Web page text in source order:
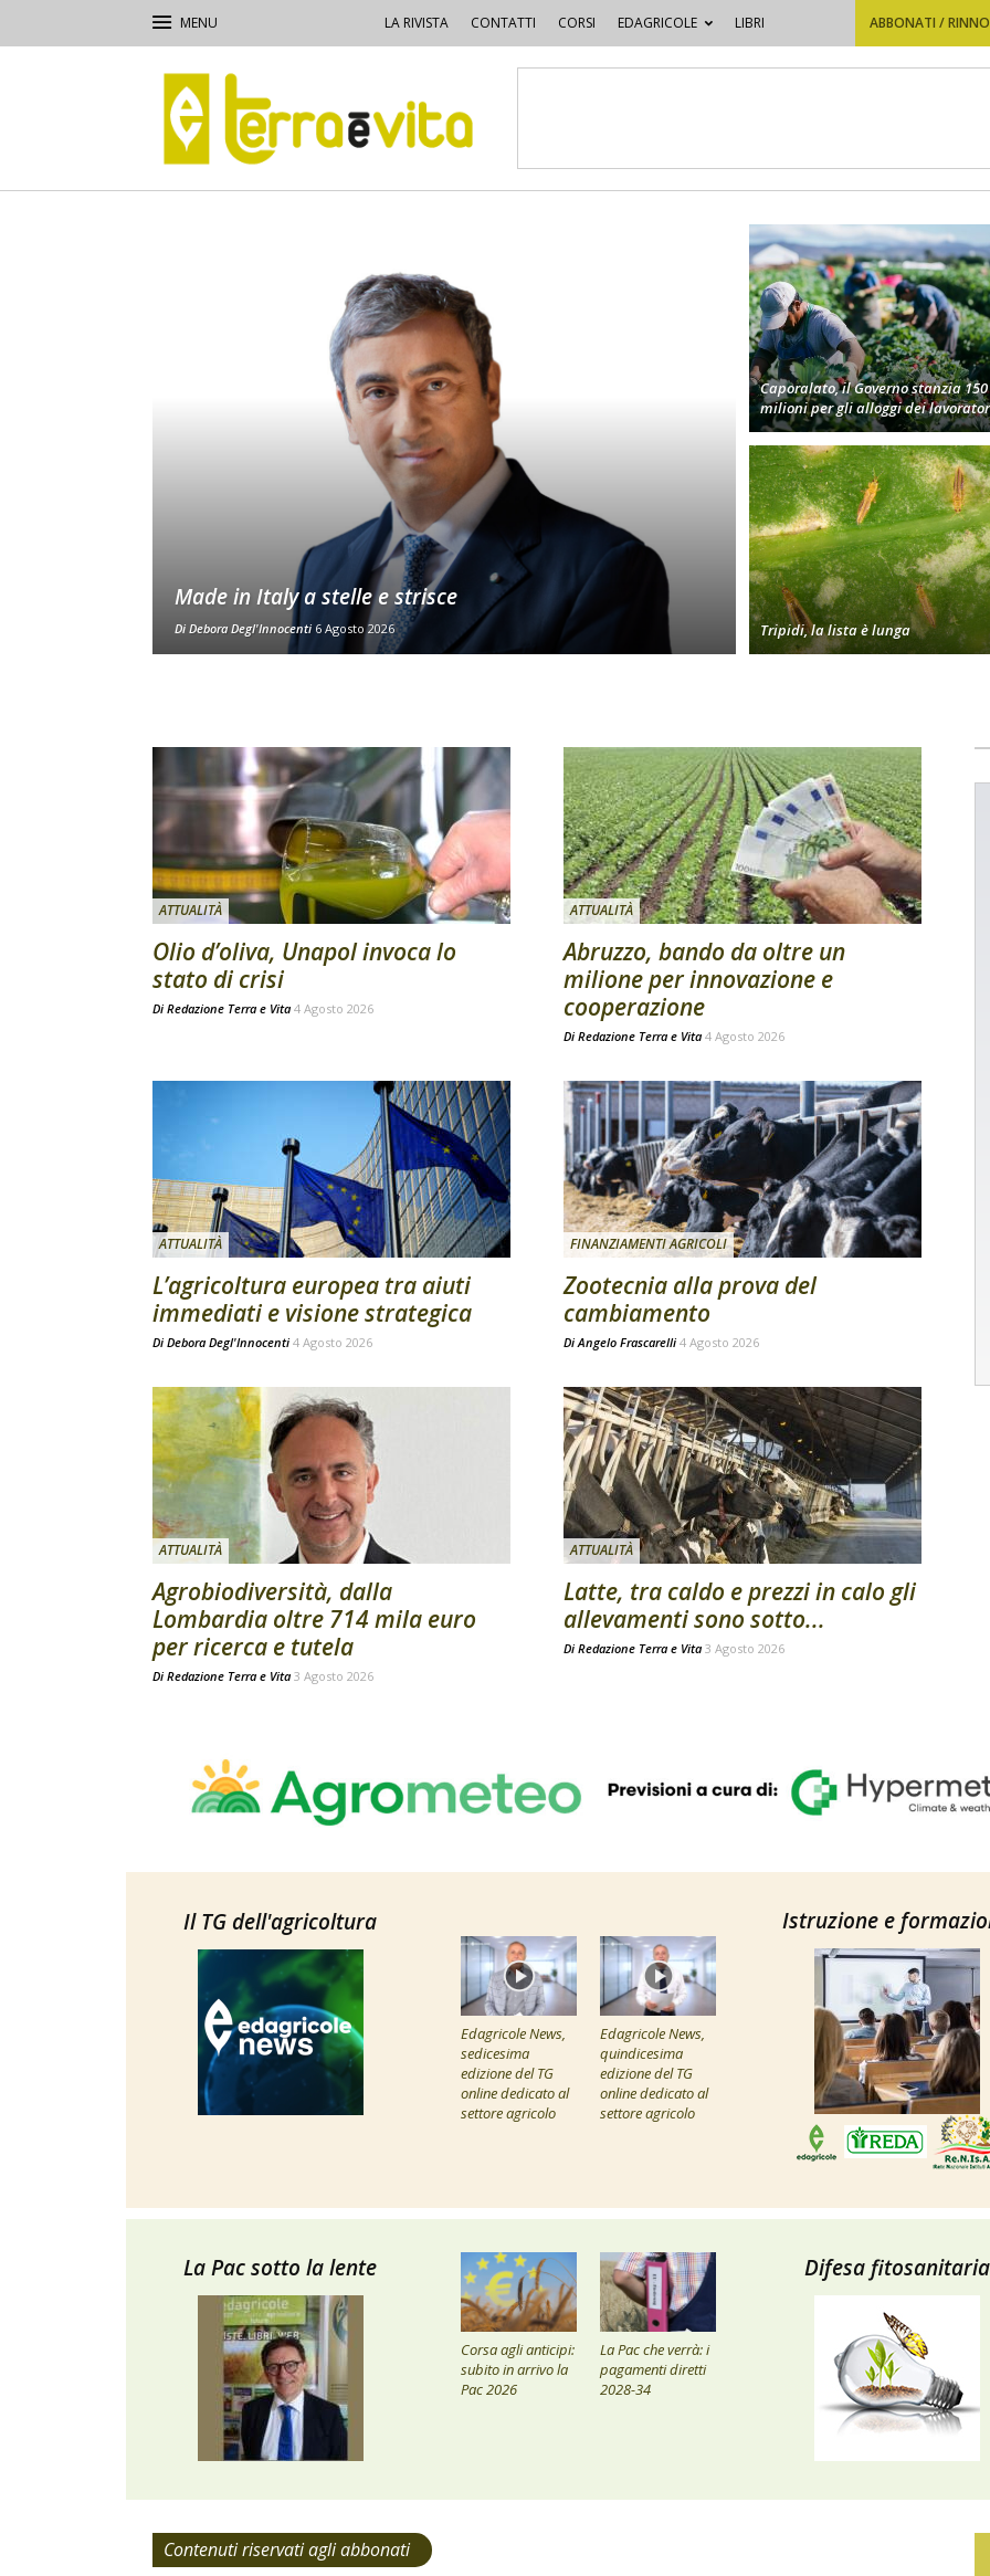
LA RIVISTA CONTATTI CORSI EDAGRICOLE LIBRI ABBONATI /
e
Vita
Made in Italy a stelle e strisce
Di Debora Degl'Innocenti 6 Agosto 2026
Caporalato, il Governo stanzia 150
milioni per gli alloggi dei
Tripidi, la lista è lunga
ATTUALITÀ
Olio d’oliva, Unapol invoca lo
stato di crisi
Di Redazione Terra e Vita 4 Agosto 2026
ATTUALITÀ
Abruzzo, bando da oltre un
milione per innovazione e
cooperazione
Di Redazione Terra e Vita 4 Agosto 2026
ATTUALITÀ
L’agricoltura europea tra aiuti
immediati e visione strategica
Di Debora Degl'Innocenti 4 Agosto 2026
FINANZIAMENTI AGRICOLI
Zootecnia alla prova del
cambiamento
Di Angelo Frascarelli 4 Agosto 2026
ATTUALITÀ
Agrobiodiversità, dalla
Lombardia oltre 714 mila euro
per ricerca e tutela
Di Redazione Terra e Vita 3 Agosto 2026
ATTUALITÀ
Latte, tra caldo e prezzi in calo gli
allevamenti sono sotto...
Di Redazione Terra e Vita 3 Agosto 2026
Il TG dell'agricoltura
Edagricole News,
sedicesima
edizione del TG
online dedicato al
settore agricolo
Edagricole News,
quindicesima
edizione del TG
online dedicato al
settore agricolo
Istruzione e
La Pac sotto la lente
Corsa agli anticipi:
subito in arrivo la
Pac 2026
La Pac che verrà: i
pagamenti diretti
2028-34
Difesa fitosanitaria
Contenuti riservati agli abbonati